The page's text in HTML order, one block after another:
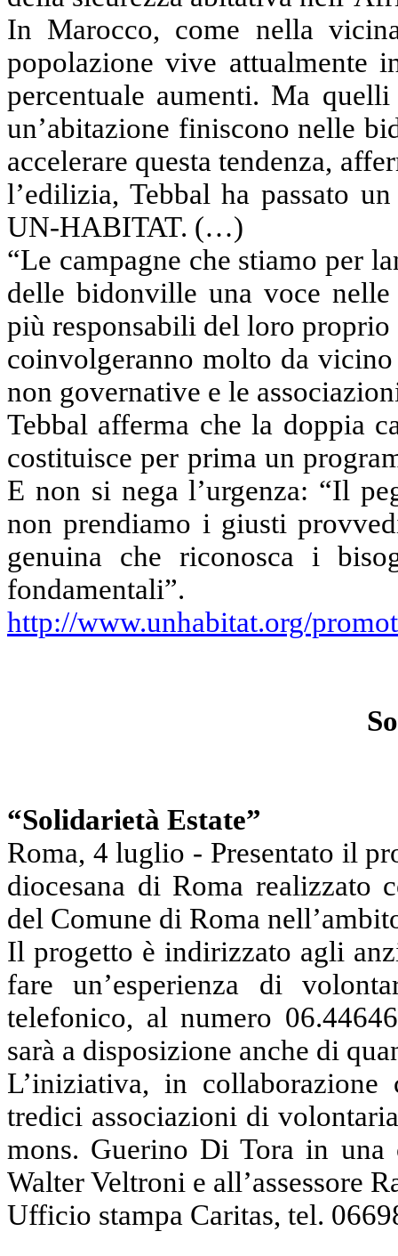
In Marocco, come nella
popolazione vive attualmente
percentuale aumenti. Ma
un’abitazione finiscono nelle
accelerare questa tendenza,
l’edilizia, Tebbal ha passato
UN-HABITAT. (…)
“Le campagne che stiamo per
delle bidonville una voce
più responsabili del loro proprio
coinvolgeranno molto da
non governative e le
Tebbal afferma che la doppia
costituisce per prima un
E non si nega l’urgenza: “Il
non prendiamo i giusti
genuina che riconosca i
fondamentali”.
http://www.unhabitat.org/
“Solidarietà Estate”
Roma, 4 luglio - Presentato il
diocesana di Roma realizzato
del Comune di Roma
Il progetto è indirizzato agli
fare un’esperienza di
telefonico, al numero
sarà a disposizione anche di
L’iniziativa, in
tredici associazioni di
mons. Guerino Di Tora in una
Walter Veltroni e all’assessore
Ufficio stampa Caritas, tel.